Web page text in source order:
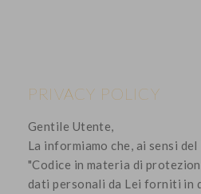
PRIVACY POLICY
Gentile Utente,
La informiamo che, ai sensi
"Codice in materia di
dati personali da Lei forniti in